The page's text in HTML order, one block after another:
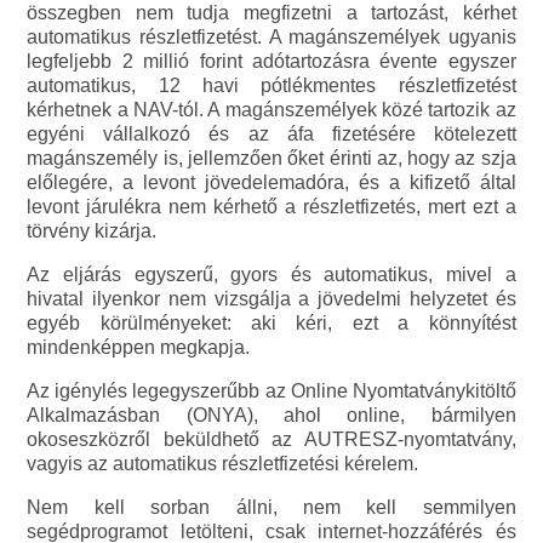
összegben nem tudja megfizetni a tartozást, kérhet
automatikus részletfizetést. A magánszemélyek ugyanis
legfeljebb 2 millió forint adótartozásra évente egyszer
automatikus, 12 havi pótlékmentes részletfizetést
kérhetnek a NAV-tól. A magánszemélyek közé tartozik az
egyéni vállalkozó és az áfa fizetésére kötelezett
magánszemély is, jellemzően őket érinti az, hogy az szja
előlegére, a levont jövedelemadóra, és a kifizető által
levont járulékra nem kérhető a részletfizetés, mert ezt a
törvény kizárja.
Az eljárás egyszerű, gyors és automatikus, mivel a
hivatal ilyenkor nem vizsgálja a jövedelmi helyzetet és
egyéb körülményeket: aki kéri, ezt a könnyítést
mindenképpen megkapja.
Az igénylés legegyszerűbb az Online Nyomtatványkitöltő
Alkalmazásban (ONYA), ahol online, bármilyen
okoseszközről beküldhető az AUTRESZ-nyomtatvány,
vagyis az automatikus részletfizetési kérelem.
Nem kell sorban állni, nem kell semmilyen
segédprogramot letölteni, csak internet-hozzáférés és